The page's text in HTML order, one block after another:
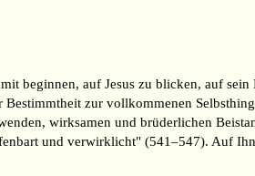
beginnen, auf Jesus zu blicken, auf sein
zur vollkommenen
wirksamen und brüderlichen
und verwirklicht" (541–547). Auf